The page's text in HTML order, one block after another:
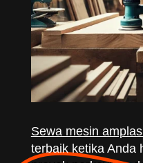
Sewa mesin
terbaik ketika Anda